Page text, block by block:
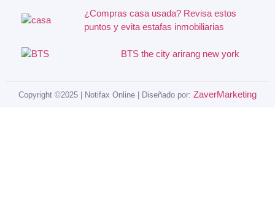
¿Compras casa usada? Revisa estos
puntos y evita estafas inmobiliarias
BTS the city arirang new york
Copyright ©2025 | Notifax Online | Diseñado por: ZaverMarketing